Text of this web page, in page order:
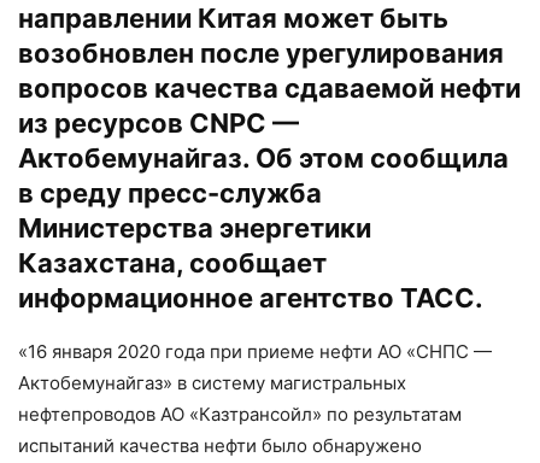
направлении Китая может быть
возобновлен после урегулирования
вопросов качества сдаваемой нефти
из ресурсов CNPC —
Актобемунайгаз. Об этом сообщила
в среду пресс-служба
Министерства энергетики
Казахстана, сообщает
информационное агентство ТАСС.
«16 января 2020 года при приеме нефти АО «СНПС —
Актобемунайгаз» в систему магистральных
нефтепроводов АО «Казтрансойл» по результатам
испытаний качества нефти было обнаружено